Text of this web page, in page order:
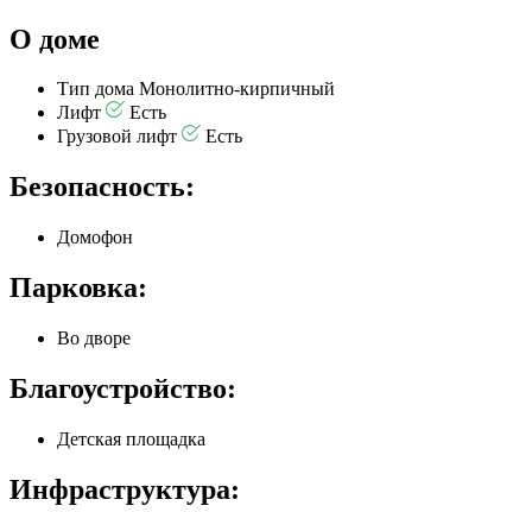
О доме
Тип дома Монолитно-кирпичный
Лифт
Есть
Грузовой лифт
Есть
Безопасность:
Домофон
Парковка:
Во дворе
Благоустройство:
Детская площадка
Инфраструктура: